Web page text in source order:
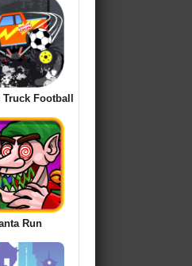
Football
Run